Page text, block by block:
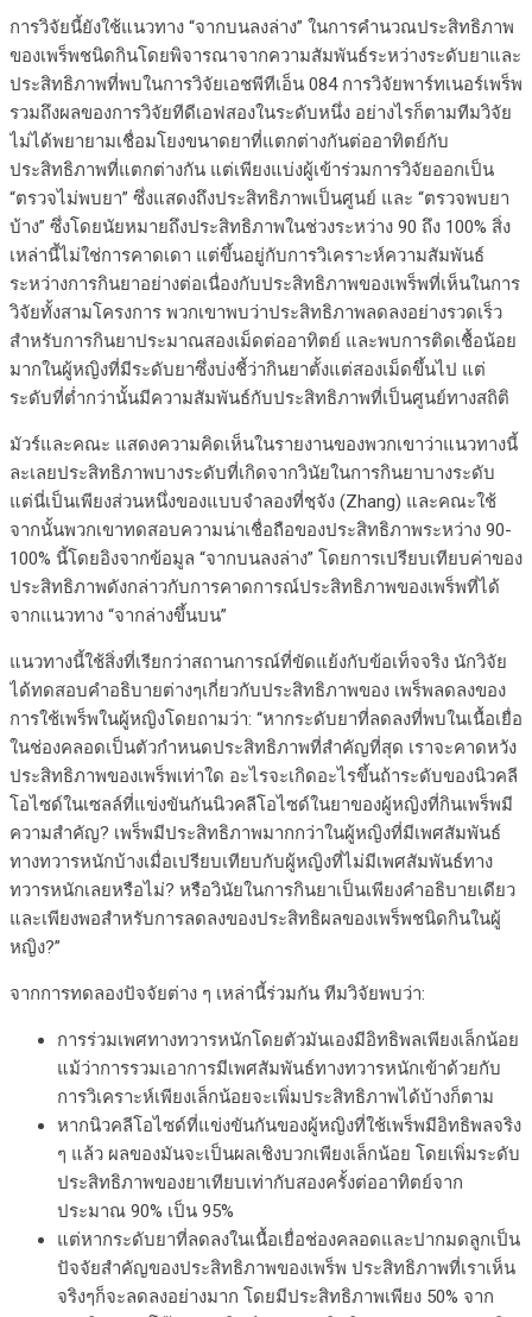
การวิจัยนี้ยังใช้แนวทาง “จากบนลงล่าง” ในการคำนวณประสิทธิภาพ
ของเพร็พชนิดกินโดยพิจารณาจากความสัมพันธ์ระหว่างระดับยาและ
ประสิทธิภาพที่พบในการวิจัยเอชพีทีเอ็น 084 การวิจัยพาร์ทเนอร์เพร็พ
รวมถึงผลของการวิจัยทีดีเอฟสองในระดับหนึ่ง อย่างไรก็ตามทีมวิจัย
ไม่ได้พยายามเชื่อมโยงขนาดยาที่แตกต่างกันต่ออาทิตย์กับ
ประสิทธิภาพที่แตกต่างกัน แต่เพียงแบ่งผู้เข้าร่วมการวิจัยออกเป็น
“ตรวจไม่พบยา” ซึ่งแสดงถึงประสิทธิภาพเป็นศูนย์ และ “ตรวจพบยา
บ้าง” ซึ่งโดยนัยหมายถึงประสิทธิภาพในช่วงระหว่าง 90 ถึง 100% สิ่ง
เหล่านี้ไม่ใช่การคาดเดา แต่ขึ้นอยู่กับการวิเคราะห์ความสัมพันธ์
ระหว่างการกินยาอย่างต่อเนื่องกับประสิทธิภาพของเพร็พที่เห็นในการ
วิจัยทั้งสามโครงการ พวกเขาพบว่าประสิทธิภาพลดลงอย่างรวดเร็ว
สำหรับการกินยาประมาณสองเม็ดต่ออาทิตย์ และพบการติดเชื้อน้อย
มากในผู้หญิงที่มีระดับยาซึ่งบ่งชี้ว่ากินยาตั้งแต่สองเม็ดขึ้นไป แต่
ระดับที่ต่ำกว่านั้นมีความสัมพันธ์กับประสิทธิภาพที่เป็นศูนย์ทางสถิติ
มัวร์และคณะ แสดงความคิดเห็นในรายงานของพวกเขาว่าแนวทางนี้
ละเลยประสิทธิภาพบางระดับที่เกิดจากวินัยในการกินยาบางระดับ
แต่นี่เป็นเพียงส่วนหนึ่งของแบบจำลองที่ชฺจัง (Zhang) และคณะใช้
จากนั้นพวกเขาทดสอบความน่าเชื่อถือของประสิทธิภาพระหว่าง 90-
100% นี้โดยอิงจากข้อมูล “จากบนลงล่าง” โดยการเปรียบเทียบค่าของ
ประสิทธิภาพดังกล่าวกับการคาดการณ์ประสิทธิภาพของเพร็พที่ได้
จากแนวทาง “จากล่างขึ้นบน”
แนวทางนี้ใช้สิ่งที่เรียกว่าสถานการณ์ที่ขัดแย้งกับข้อเท็จจริง นักวิจัย
ได้ทดสอบคำอธิบายต่างๆเกี่ยวกับประสิทธิภาพของ เพร็พลดลงของ
การใช้เพร็พในผู้หญิงโดยถามว่า: “หากระดับยาที่ลดลงที่พบในเนื้อเยื่อ
ในช่องคลอดเป็นตัวกำหนดประสิทธิภาพที่สำคัญที่สุด เราจะคาดหวัง
ประสิทธิภาพของเพร็พเท่าใด อะไรจะเกิดอะไรขึ้นถ้าระดับของนิวคลี
โอไซด์ในเซลล์ที่แข่งขันกันนิวคลีโอไซด์ในยาของผู้หญิงที่กินเพร็พมี
ความสำคัญ? เพร็พมีประสิทธิภาพมากกว่าในผู้หญิงที่มีเพศสัมพันธ์
ทางทวารหนักบ้างเมื่อเปรียบเทียบกับผู้หญิงที่ไม่มีเพศสัมพันธ์ทาง
ทวารหนักเลยหรือไม่? หรือวินัยในการกินยาเป็นเพียงคำอธิบายเดียว
และเพียงพอสำหรับการลดลงของประสิทธิผลของเพร็พชนิดกินในผู้
หญิง?”
จากการทดลองปัจจัยต่าง ๆ เหล่านี้ร่วมกัน ทีมวิจัยพบว่า:
การร่วมเพศทางทวารหนักโดยตัวมันเองมีอิทธิพลเพียงเล็กน้อย
แม้ว่าการรวมเอาการมีเพศสัมพันธ์ทางทวารหนักเข้าด้วยกับ
การวิเคราะห์เพียงเล็กน้อยจะเพิ่มประสิทธิภาพได้บ้างก็ตาม
หากนิวคลีโอไซด์ที่แข่งขันกันของผู้หญิงที่ใช้เพร็พมีอิทธิพลจริง
ๆ แล้ว ผลของมันจะเป็นผลเชิงบวกเพียงเล็กน้อย โดยเพิ่มระดับ
ประสิทธิภาพของยาเทียบเท่ากับสองครั้งต่ออาทิตย์จาก
ประมาณ 90% เป็น 95%
แต่หากระดับยาที่ลดลงในเนื้อเยื่อช่องคลอดและปากมดลูกเป็น
ปัจจัยสำคัญของประสิทธิภาพของเพร็พ ประสิทธิภาพที่เราเห็น
จริงๆก็จะลดลงอย่างมาก โดยมีประสิทธิภาพเพียง 50% จาก